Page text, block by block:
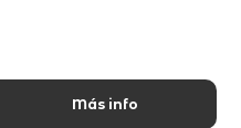
Más info